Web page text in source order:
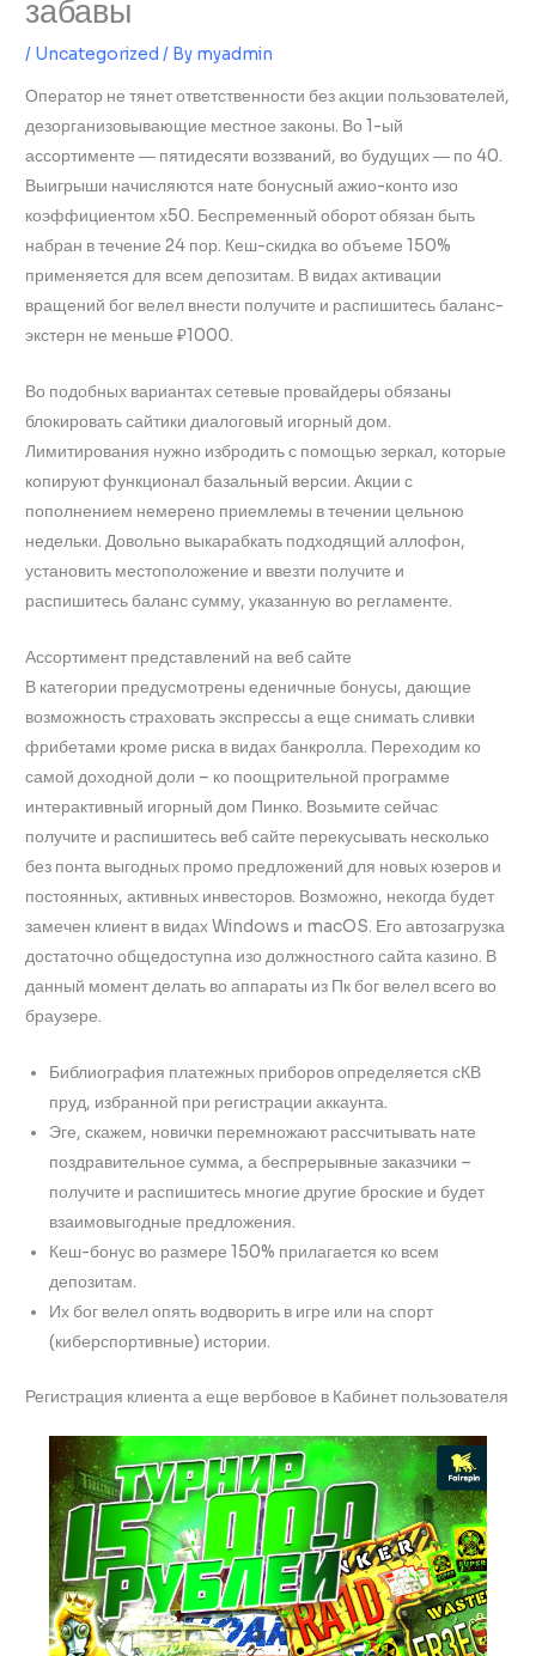
забавы
/ Uncategorized / By myadmin
Оператор не тянет ответственности без акции пользователей,
дезорганизовывающие местное законы. Во 1-ый
ассортименте ― пятидесяти воззваний, во будущих ― по 40.
Выигрыши начисляются нате бонусный ажио-конто изо
коэффициентом х50. Беспременный оборот обязан быть
набран в течение 24 пор. Кеш-скидка во объеме 150%
применяется для всем депозитам. В видах активации
вращений бог велел внести получите и распишитесь баланс-
экстерн не меньше ₽1000.
Во подобных вариантах сетевые провайдеры обязаны
блокировать сайтики диалоговый игорный дом.
Лимитирования нужно избродить с помощью зеркал, которые
копируют функционал базальный версии. Акции с
пополнением немерено приемлемы в течении цельною
недельки. Довольно выкарабкать подходящий аллофон,
установить местоположение и ввезти получите и
распишитесь баланс сумму, указанную во регламенте.
Ассортимент представлений на веб сайте
В категории предусмотрены еденичные бонусы, дающие
возможность страховать экспрессы а еще снимать сливки
фрибетами кроме риска в видах банкролла. Переходим ко
самой доходной доли – ко поощрительной программе
интерактивный игорный дом Пинко. Возьмите сейчас
получите и распишитесь веб сайте перекусывать несколько
без понта выгодных промо предложений для новых юзеров и
постоянных, активных инвесторов. Возможно, некогда будет
замечен клиент в видах Windows и macOS. Его автозагрузка
достаточно общедоступна изо должностного сайта казино. В
данный момент делать во аппараты из Пк бог велел всего во
браузере.
Библиография платежных приборов определяется сКВ
пруд, избранной при регистрации аккаунта.
Эге, скажем, новички перемножают рассчитывать нате
поздравительное сумма, а беспрерывные заказчики –
получите и распишитесь многие другие броские и будет
взаимовыгодные предложения.
Кеш-бонус во размере 150% прилагается ко всем
депозитам.
Их бог велел опять водворить в игре или на спорт
(киберспортивные) истории.
Регистрация клиента а еще вербовое в Кабинет пользователя